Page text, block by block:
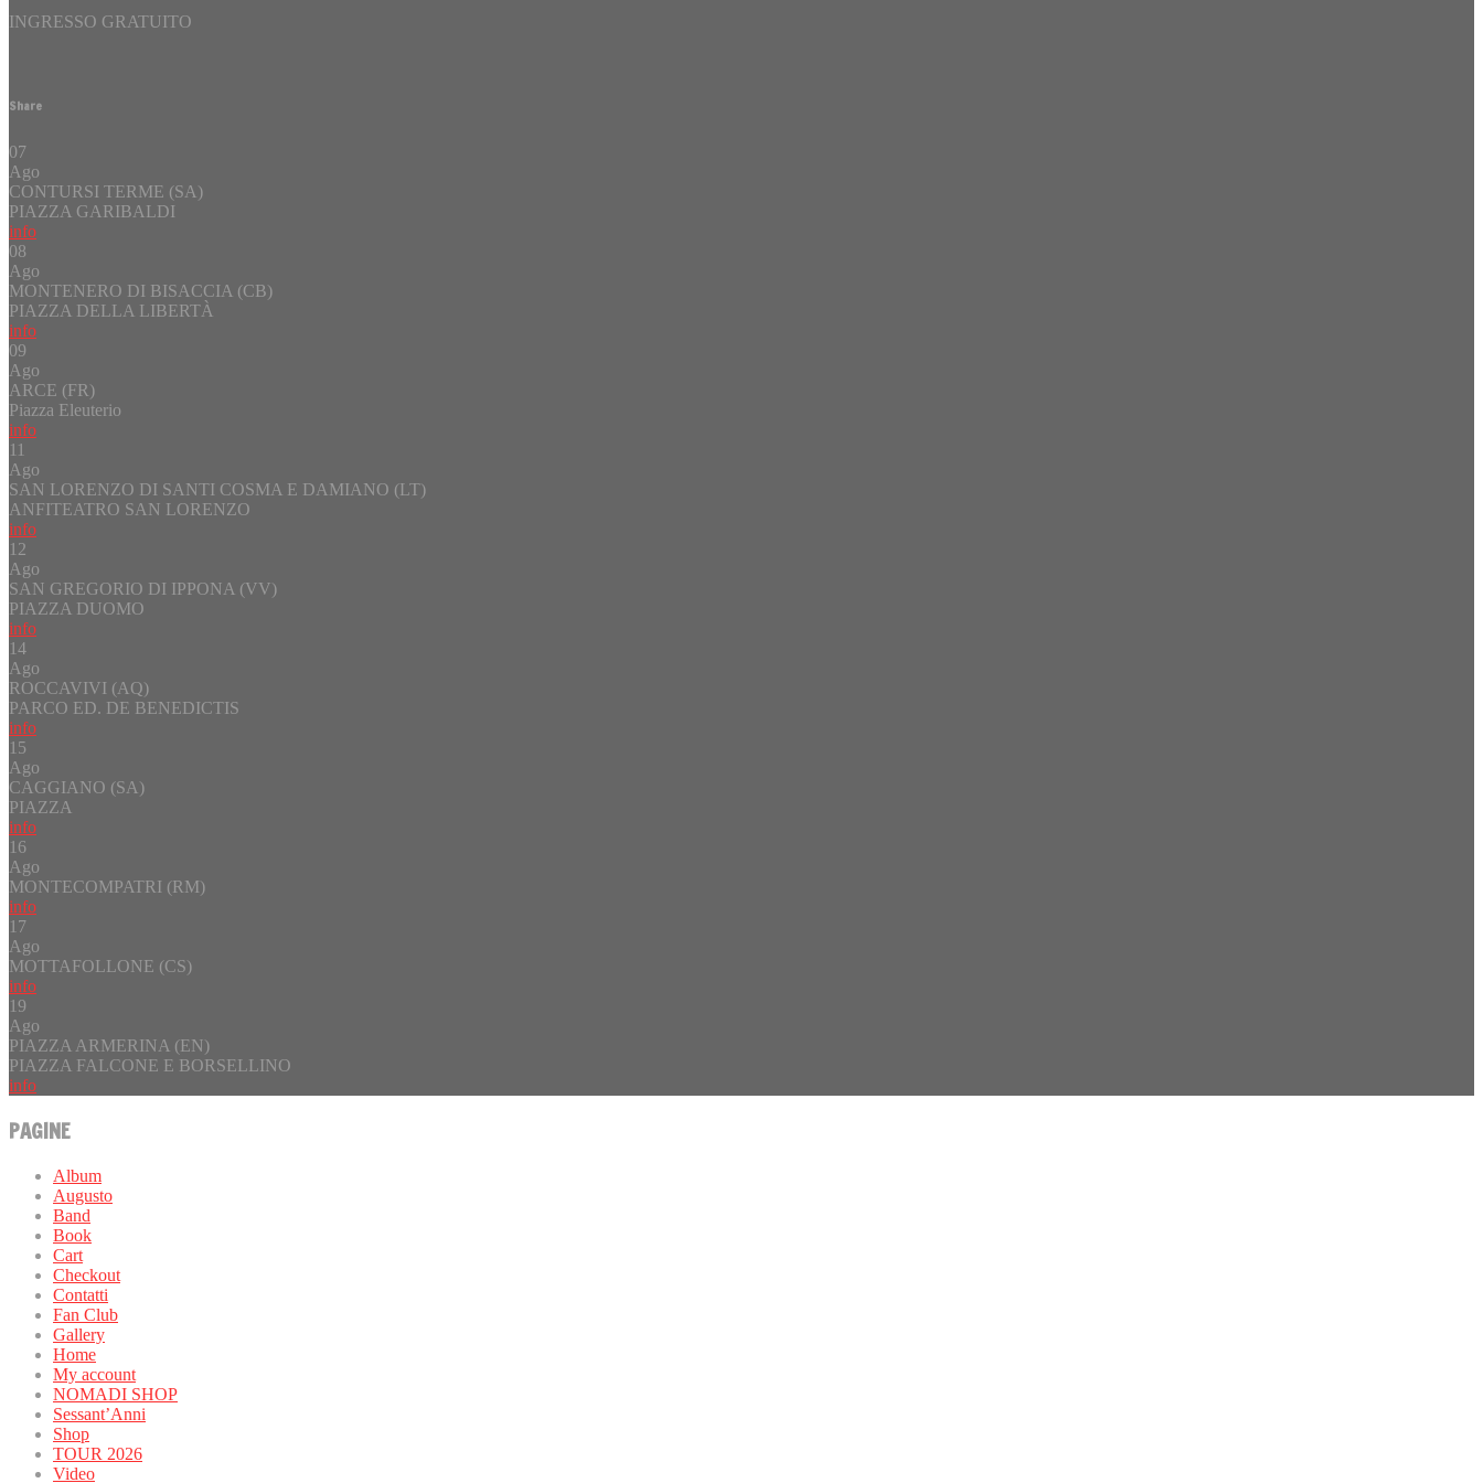
INGRESSO GRATUITO
Share
07
Ago
CONTURSI TERME (SA)
PIAZZA GARIBALDI
info
08
Ago
MONTENERO DI BISACCIA (CB)
PIAZZA DELLA LIBERTÀ
info
09
Ago
ARCE (FR)
Piazza Eleuterio
info
11
Ago
SAN LORENZO DI SANTI COSMA E DAMIANO (LT)
ANFITEATRO SAN LORENZO
info
12
Ago
SAN GREGORIO DI IPPONA (VV)
PIAZZA DUOMO
info
14
Ago
ROCCAVIVI (AQ)
PARCO ED. DE BENEDICTIS
info
15
Ago
CAGGIANO (SA)
PIAZZA
info
16
Ago
MONTECOMPATRI (RM)
info
17
Ago
MOTTAFOLLONE (CS)
info
19
Ago
PIAZZA ARMERINA (EN)
PIAZZA FALCONE E BORSELLINO
info
PAGINE
Album
Augusto
Band
Book
Cart
Checkout
Contatti
Fan Club
Gallery
Home
My account
NOMADI SHOP
Sessant’Anni
Shop
TOUR 2026
Video